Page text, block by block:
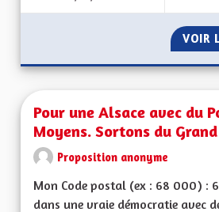
VOIR
Pour une Alsace avec du
Moyens. Sortons du
Proposition anonyme
Mon Code postal (ex : 68 000) :
dans une vraie démocratie avec